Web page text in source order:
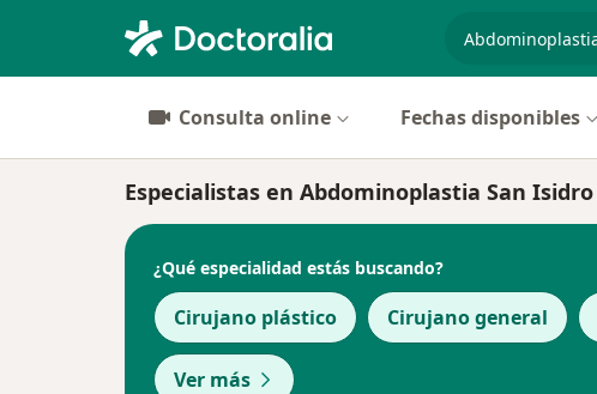
Consulta online Fechas disponibles
Especialistas en Abdominoplastia San Isidro
¿Qué especialidad estás buscando?
Cirujano plástico Cirujano general
Ver más